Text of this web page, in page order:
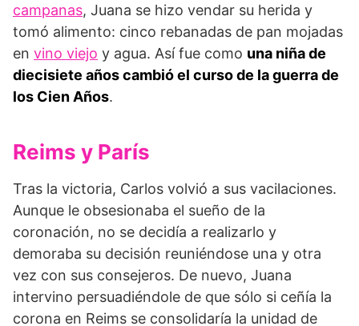
campanas, Juana se hizo vendar su herida y
tomó alimento: cinco rebanadas de pan mojadas
en vino viejo y agua. Así fue como una niña de
diecisiete años cambió el curso de la guerra de
los Cien Años.
Reims y París
Tras la victoria, Carlos volvió a sus vacilaciones.
Aunque le obsesionaba el sueño de la
coronación, no se decidía a realizarlo y
demoraba su decisión reuniéndose una y otra
vez con sus consejeros. De nuevo, Juana
intervino persuadiéndole de que sólo si ceñía la
corona en Reims se consolidaría la unidad de